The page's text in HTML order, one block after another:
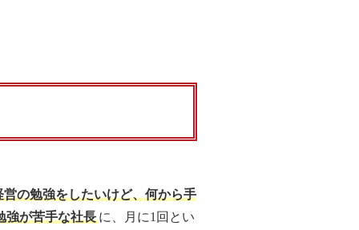
営の勉強をしたいけど、何から手
強が苦手な社長 に、月に1回とい